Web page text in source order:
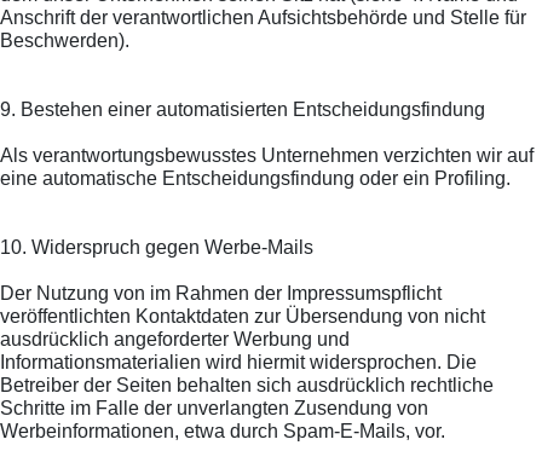
Anschrift der verantwortlichen Aufsichtsbehörde und Stelle für
Beschwerden).
9. Bestehen einer automatisierten Entscheidungsfindung
Als verantwortungsbewusstes Unternehmen verzichten wir auf
eine automatische Entscheidungsfindung oder ein Profiling.
10. Widerspruch gegen Werbe-Mails
Der Nutzung von im Rahmen der Impressumspflicht
veröffentlichten Kontaktdaten zur Übersendung von nicht
ausdrücklich angeforderter Werbung und
Informationsmaterialien wird hiermit widersprochen. Die
Betreiber der Seiten behalten sich ausdrücklich rechtliche
Schritte im Falle der unverlangten Zusendung von
Werbeinformationen, etwa durch Spam-E-Mails, vor.